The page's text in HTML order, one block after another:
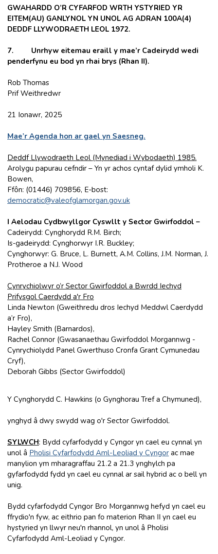
GWAHARDD O’R CYFARFOD WRTH YSTYRIED YR
EITEM(AU) GANLYNOL YN UNOL AG ADRAN 100A(4)
DEDDF LLYWODRAETH LEOL 1972.
7. Unrhyw eitemau eraill y mae’r Cadeirydd wedi
penderfynu eu bod yn rhai brys (Rhan II).
Rob Thomas
Prif Weithredwr
21 Ionawr, 2025
Mae’r Agenda hon ar gael yn Saesneg.
Deddf Llywodraeth Leol (Mynediad i Wybodaeth) 1985.
Arolygu papurau cefndir – Yn yr achos cyntaf dylid ymholi K.
Bowen,
Ffôn: (01446) 709856, E-bost:
democratic@valeofglamorgan.gov.uk
I Aelodau Cydbwyllgor Cyswllt y Sector Gwirfoddol –
Cadeirydd: Cynghorydd R.M. Birch;
Is-gadeirydd: Cynghorwyr I.R. Buckley;
Cynghorwyr: G. Bruce, L. Burnett, A.M. Collins, J.M. Norman, J.
Protheroe a N.J. Wood
Cynrychiolwyr o’r Sector Gwirfoddol a Bwrdd Iechyd
Prifysgol Caerdydd a'r Fro
Linda Newton (Gweithredu dros Iechyd Meddwl Caerdydd
a’r Fro),
Hayley Smith (Barnardos),
Rachel Connor (Gwasanaethau Gwirfoddol Morgannwg -
Cynrychiolydd Panel Gwerthuso Cronfa Grant Cymunedau
Cryf),
Deborah Gibbs (Sector Gwirfoddol)
Y Cynghorydd C. Hawkins (o Gynghorau Tref a Chymuned),
ynghyd â dwy swydd wag o'r Sector Gwirfoddol.
SYLWCH: Bydd cyfarfodydd y Cyngor yn cael eu cynnal yn
unol â Pholisi Cyfarfodydd Aml-Leoliad y Cyngor ac mae
manylion ym mharagraffau 21.2 a 21.3 ynghylch pa
gyfarfodydd fydd yn cael eu cynnal ar sail hybrid ac o bell yn
unig.
Bydd cyfarfodydd Cyngor Bro Morgannwg hefyd yn cael eu
ffrydio'n fyw, ac eithrio pan fo materion Rhan II yn cael eu
hystyried yn llwyr neu'n rhannol, yn unol â Pholisi
Cyfarfodydd Aml-Leoliad y Cyngor.